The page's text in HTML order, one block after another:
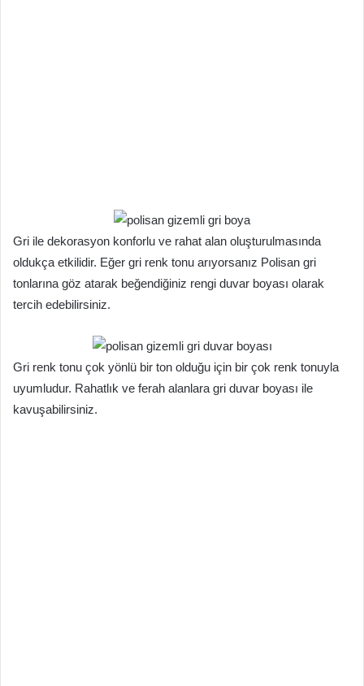
Gri ile dekorasyon konforlu ve rahat alan oluşturulmasında
oldukça etkilidir. Eğer gri renk tonu arıyorsanız Polisan gri
tonlarına göz atarak beğendiğiniz rengi duvar boyası olarak
tercih edebilirsiniz.
Gri renk tonu çok yönlü bir ton olduğu için bir çok renk tonuyla
uyumludur. Rahatlık ve ferah alanlara gri duvar boyası ile
kavuşabilirsiniz.